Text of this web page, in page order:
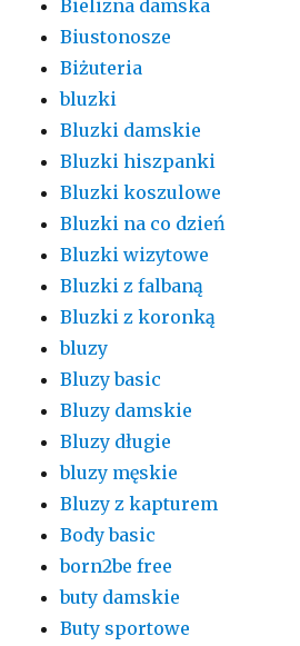
Bielizna damska
Biustonosze
Biżuteria
bluzki
Bluzki damskie
Bluzki hiszpanki
Bluzki koszulowe
Bluzki na co dzień
Bluzki wizytowe
Bluzki z falbaną
Bluzki z koronką
bluzy
Bluzy basic
Bluzy damskie
Bluzy długie
bluzy męskie
Bluzy z kapturem
Body basic
born2be free
buty damskie
Buty sportowe